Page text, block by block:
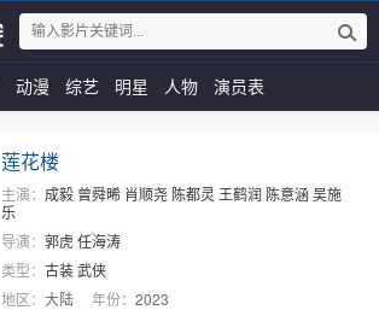
动漫 综艺 明星 人物 演员表
莲花楼
主演： 成毅 曾舜晞 肖顺尧 陈都灵 王鹤润 陈意涵 吴施
乐
导演： 郭虎 任海涛
类型： 古装武侠
地区： 大陆 年份： 2023